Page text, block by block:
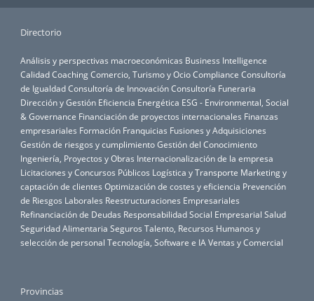
Directorio
Análisis y perspectivas macroeconómicas Business Intelligence
CalidadCoachingComercio, Turismo y OcioCompliance Consultoría
de IgualdadConsultoría de InnovaciónConsultoría Funeraria
Dirección y Gestión Eficiencia Energética ESG - Environmental, Social
& Governance Financiación de proyectos internacionales Finanzas
empresariales Formación Franquicias Fusiones y Adquisiciones
Gestión de riesgos y cumplimientoGestión del Conocimiento
Ingeniería, Proyectos y Obras Internacionalización de la empresa
Licitaciones y Concursos Públicos Logística y Transporte Marketing y
captación de clientes Optimización de costes y eficiencia Prevención
de Riesgos Laborales Reestructuraciones Empresariales
Refinanciación de Deudas Responsabilidad Social Empresarial Salud
Seguridad Alimentaria Seguros Talento, Recursos Humanos y
selección de personal Tecnología, Software e IA Ventas y Comercial
Provincias